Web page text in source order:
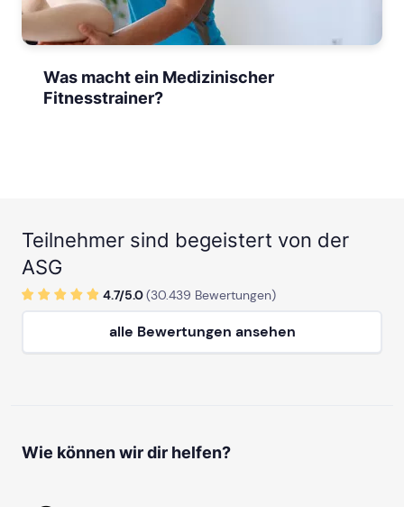
Was macht ein Medizinischer
Fitnesstrainer?
Teilnehmer sind begeistert von der
ASG
4.7/5.0(30.439 Bewertungen)
alle Bewertungen ansehen
Wie können wir dir helfen?